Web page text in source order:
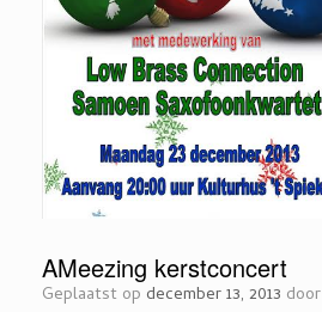
AMeezing kerstconcert
Geplaatst op december 13, 2013 door